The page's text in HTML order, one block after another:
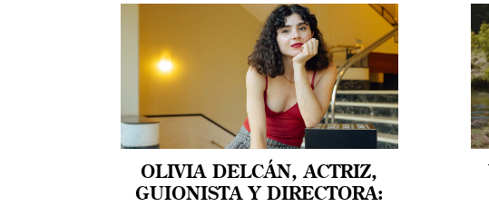
OLIVIA DELCÁN, ACTRIZ,
GUIONISTA Y DIRECTORA: